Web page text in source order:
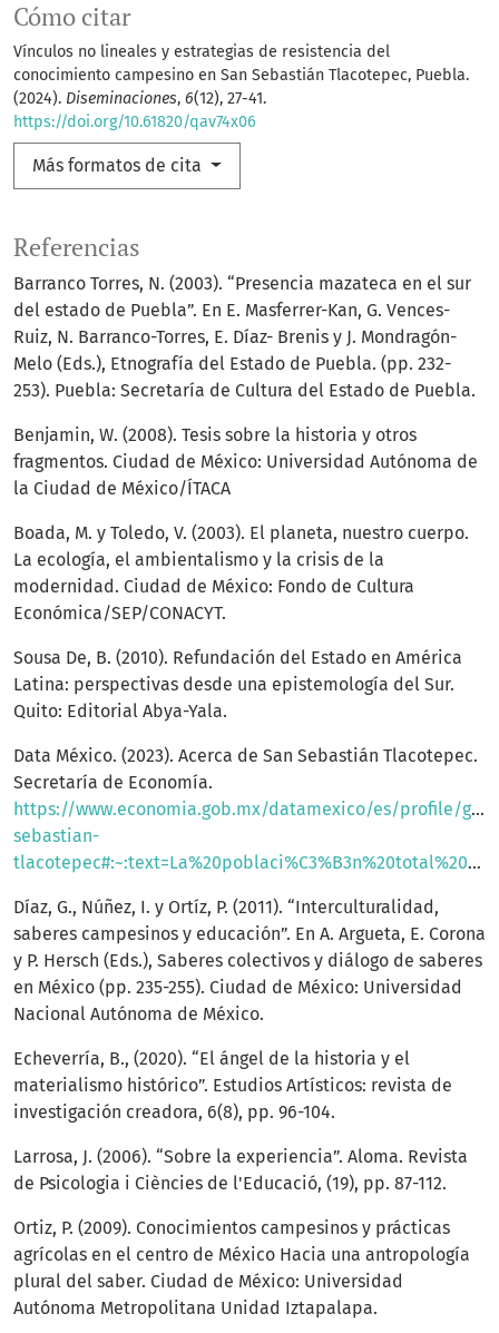
Cómo citar
Vínculos no lineales y estrategias de resistencia del
conocimiento campesino en San Sebastián Tlacotepec, Puebla.
(2024). Diseminaciones, 6(12), 27-41.
https://doi.org/10.61820/qav74x06
Más formatos de cita
Referencias
Barranco Torres, N. (2003). “Presencia mazateca en el sur
del estado de Puebla”. En E. Masferrer-Kan, G. Vences-
Ruiz, N. Barranco-Torres, E. Díaz- Brenis y J. Mondragón-
Melo (Eds.), Etnografía del Estado de Puebla. (pp. 232-
253). Puebla: Secretaría de Cultura del Estado de Puebla.
Benjamin, W. (2008). Tesis sobre la historia y otros
fragmentos. Ciudad de México: Universidad Autónoma de
la Ciudad de México/ÍTACA
Boada, M. y Toledo, V. (2003). El planeta, nuestro cuerpo.
La ecología, el ambientalismo y la crisis de la
modernidad. Ciudad de México: Fondo de Cultura
Económica/SEP/CONACYT.
Sousa De, B. (2010). Refundación del Estado en América
Latina: perspectivas desde una epistemología del Sur.
Quito: Editorial Abya-Yala.
Data México. (2023). Acerca de San Sebastián Tlacotepec.
Secretaría de Economía.
https://www.economia.gob.mx/datamexico/es/profile/
sebastian-
tlacotepec#:~:text=La%20poblaci%C3%B3n%20total%20de%20San,%25%20mujeres%20y%2049.2%25%20hombres
Díaz, G., Núñez, I. y Ortíz, P. (2011). “Interculturalidad,
saberes campesinos y educación”. En A. Argueta, E. Corona
y P. Hersch (Eds.), Saberes colectivos y diálogo de saberes
en México (pp. 235-255). Ciudad de México: Universidad
Nacional Autónoma de México.
Echeverría, B., (2020). “El ángel de la historia y el
materialismo histórico”. Estudios Artísticos: revista de
investigación creadora, 6(8), pp. 96-104.
Larrosa, J. (2006). “Sobre la experiencia”. Aloma. Revista
de Psicologia i Ciències de l'Educació, (19), pp. 87-112.
Ortiz, P. (2009). Conocimientos campesinos y prácticas
agrícolas en el centro de México Hacia una antropología
plural del saber. Ciudad de México: Universidad
Autónoma Metropolitana Unidad Iztapalapa.